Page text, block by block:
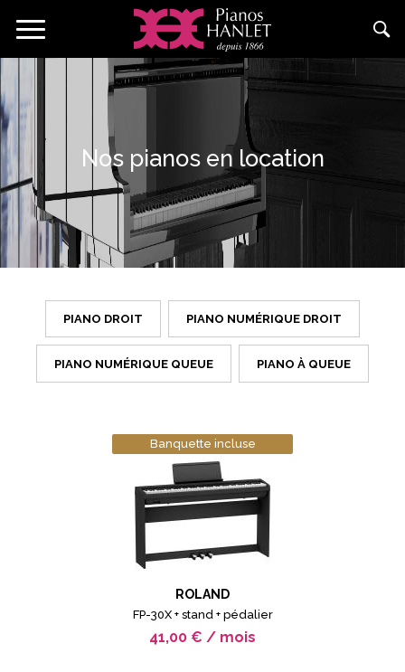
principal
Toggle
Nos pianos en location
PIANO DROIT
PIANO
DROIT
FILTER
PIANO NUMÉRIQUE DROIT
PIANO
DROIT
PIANO NUMÉRIQUE QUEUEAPPLY
PIANO
FILTER
PIANO À QUEUE
PIANO
Banquette incluse
ROLAND
FP-30X + stand + pédalier
41,00 € / mois